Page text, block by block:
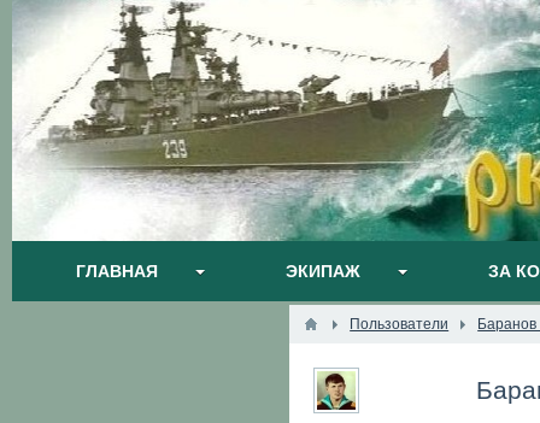
ГЛАВНАЯ ЭКИПАЖ ЗА
Пользователи